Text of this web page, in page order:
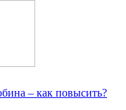
– как повысить?